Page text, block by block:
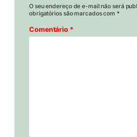
O seu endereço de e-mail não será
obrigatórios são marcados com *
Comentário *